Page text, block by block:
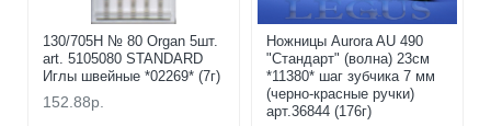
130/705H № 80 Organ 5шт.
art. 5105080 STANDARD
Иглы швейные *02269* (7г)
152.88р.
Ножницы Aurora AU 490
"Стандарт" (волна) 23см
*11380* шаг зубчика 7 мм
(черно-красные ручки)
арт.36844 (176г)